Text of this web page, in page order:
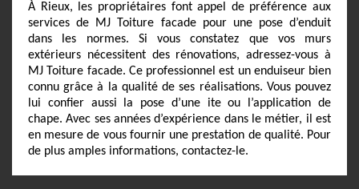
À Rieux, les propriétaires font appel de préférence aux
services de MJ Toiture facade pour une pose d’enduit
dans les normes. Si vous constatez que vos murs
extérieurs nécessitent des rénovations, adressez-vous à
MJ Toiture facade. Ce professionnel est un enduiseur bien
connu grâce à la qualité de ses réalisations. Vous pouvez
lui confier aussi la pose d’une ite ou l’application de
chape. Avec ses années d’expérience dans le métier, il est
en mesure de vous fournir une prestation de qualité. Pour
de plus amples informations, contactez-le.